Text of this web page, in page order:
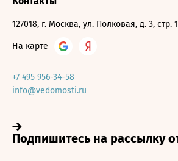
127018, г. Москва, ул. Полковая, д. 3, стр. 1
На карте
+7 495 956-34-58
info@vedomosti.ru